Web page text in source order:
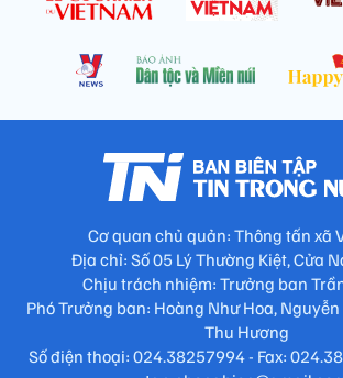
Cơ quan chủ quản: Thông tấn xã
Địa chỉ: Số 05 Lý Thường Kiệt, Cửa
Chịu trách nhiệm: Trưởng ban
Phó Trưởng ban: Hoàng Như Hoa,
Thu Hương
Số điện thoại: 024.38257994 - Fax: